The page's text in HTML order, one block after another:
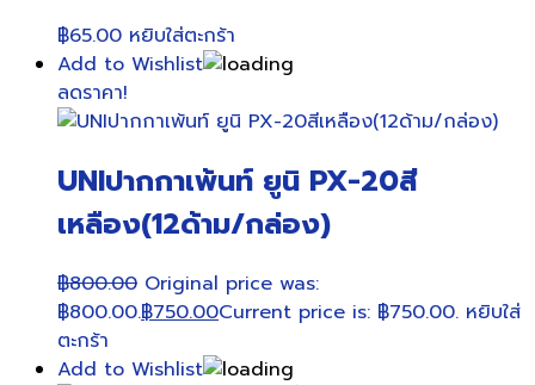
฿65.00 หยิบใส่ตะกร้า
Add to Wishlist
ลดราคา!
UNIปากกาเพ้นท์ ยูนิ PX-20สี
เหลือง(12ด้าม/กล่อง)
฿800.00 Original price was:
฿800.00.฿750.00Current price is: ฿750.00. หยิบใส่
ตะกร้า
Add to Wishlist